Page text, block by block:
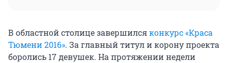
В областной столице завершилсяконкурс «Краса
Тюмени 2016». За главный титул и корону проекта
боролись 17 девушек. На протяжении недели